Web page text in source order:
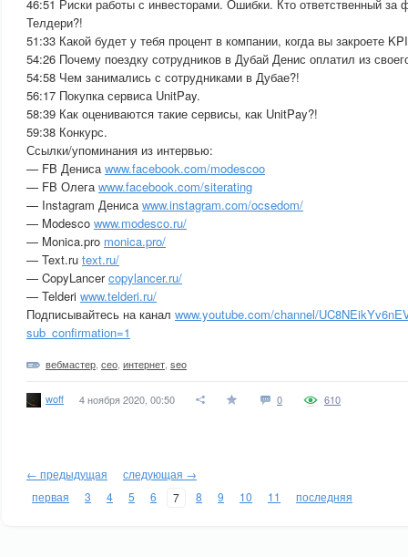
46:51 Риски работы с инвесторами. Ошибки. Кто ответственный за
Телдери?!
51:33 Какой будет у тебя процент в компании, когда вы закроете
54:26 Почему поездку сотрудников в Дубай Денис оплатил из
54:58 Чем занимались с сотрудниками в Дубае?!
56:17 Покупка сервиса UnitPay.
58:39 Как оцениваются такие сервисы, как UnitPay?!
59:38 Конкурс.
Ссылки/упоминания из интервью:
— FB Денисаwww.facebook.com/modescoo
— FB Олегаwww.facebook.com/siterating
— Instagram Денисаwww.instagram.com/ocsedom/
— Modesco www.modesco.ru/
— Monica.pro monica.pro/
— Text.ru text.ru/
— CopyLancercopylancer.ru/
— Telderi www.telderi.ru/
Подписывайтесь на канал www.youtube.com/channel/
sub_confirmation=1
вебмастер сео интернет seo
woff 4 ноября 2020, 00:50 0 610
← предыдущая
следующая →
первая
3 4 5 6 7 8 9 10 11 последняя